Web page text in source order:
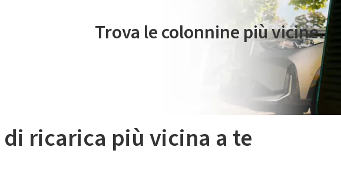
Trova le colonnine più vicine.
ricarica più vicina a te